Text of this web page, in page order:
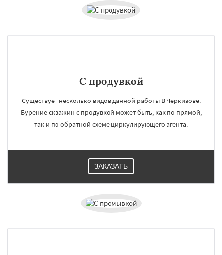
С продувкой
Существует несколько видов данной работы В Черкизове.
Бурение скважин с продувкой может быть, как по прямой,
так и по обратной схеме циркулирующего агента.
ЗАКАЗАТЬ